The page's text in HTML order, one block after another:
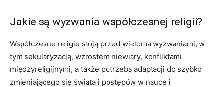
Jakie są wyzwania współczesnej religii?
Współczesne religie stoją przed wieloma wyzwaniami, w
tym sekularyzacją, wzrostem niewiary, konfliktami
międzyreligijnymi, a także potrzebą adaptacji do szybko
zmieniającego się świata i postępów w nauce i